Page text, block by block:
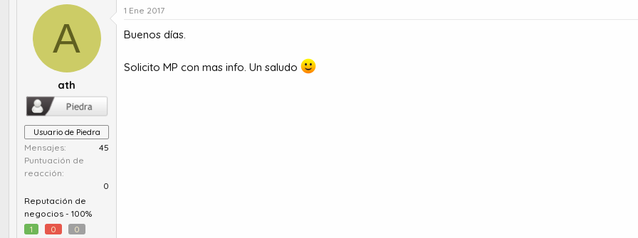
A
ath
Usuario de Piedra
Mensajes
45
Puntuación de
reacción
0
Reputación de
negocios - 100%
1
0 0
1 Ene 2017
Buenos días.
Solicito MP con mas info. Un saludo